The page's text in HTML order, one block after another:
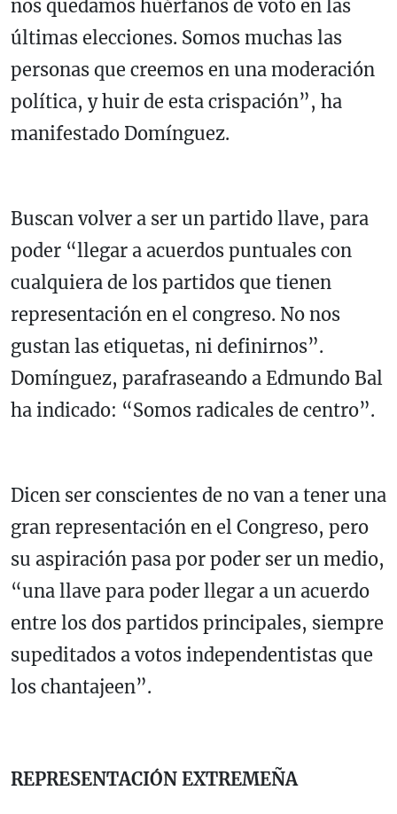
nos quedamos huérfanos de voto en las
últimas elecciones. Somos muchas las
personas que creemos en una moderación
política, y huir de esta crispación”, ha
manifestado Domínguez.
Buscan volver a ser un partido llave, para
poder “llegar a acuerdos puntuales con
cualquiera de los partidos que tienen
representación en el congreso. No nos
gustan las etiquetas, ni definirnos”.
Domínguez, parafraseando a Edmundo Bal
ha indicado: “Somos radicales de centro”.
Dicen ser conscientes de no van a tener una
gran representación en el Congreso, pero
su aspiración pasa por poder ser un medio,
“una llave para poder llegar a un acuerdo
entre los dos partidos principales, siempre
supeditados a votos independentistas que
los chantajeen”.
REPRESENTACIÓN EXTREMEÑA